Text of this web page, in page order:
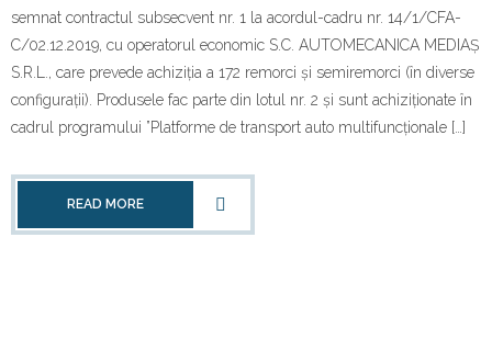
semnat contractul subsecvent nr. 1 la acordul-cadru nr. 14/1/CFA-
C/02.12.2019, cu operatorul economic S.C. AUTOMECANICA MEDIAȘ
S.R.L., care prevede achiziția a 172 remorci și semiremorci (în diverse
configurații). Produsele fac parte din lotul nr. 2 și sunt achiziționate în
cadrul programului ”Platforme de transport auto multifuncționale […]
READ MORE